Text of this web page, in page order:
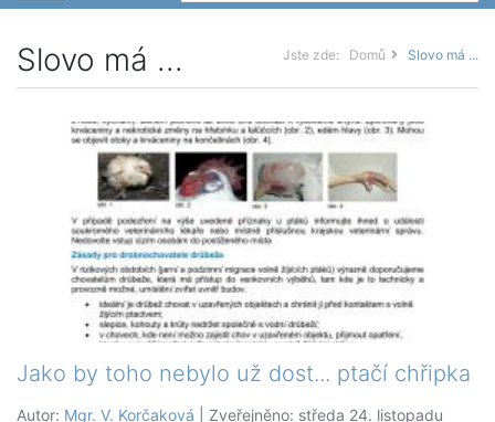
Slovo má ... Jste zde: Domů Slovo má ...
Jako by toho nebylo už dost... ptačí chřipka
Autor: Mgr. V. Korčaková | Zveřejněno: středa 24. listopadu